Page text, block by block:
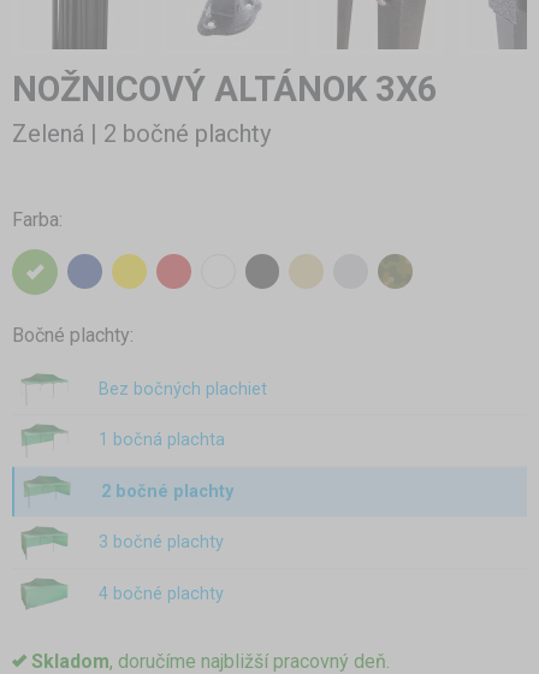
NOŽNICOVÝ ALTÁNOK 3X6
Zelená | 2 bočné plachty
Farba:
Bočné plachty:
Bez bočných plachiet
1 bočná plachta
2 bočné plachty
3 bočné plachty
4 bočné plachty
Skladom, doručíme najbližší pracovný deň.